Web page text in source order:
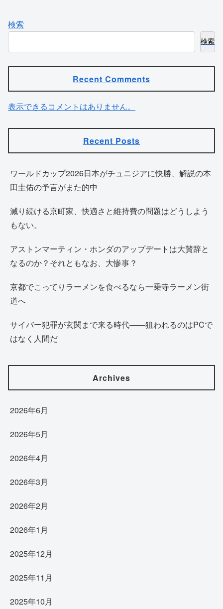
検索
検索
Recent Comments
表示できるコメントはありません。
Recent Posts
ワールドカップ2026日本がチュニジアに快勝、解説の本
田圭佑の予言がまた的中
減り続ける京町家、快適さと維持費の問題はどうしよう
もない。
アストンマーティン・ホンダのアップデートは大賛辞と
なるのか？それともなお、大惨事？
京都でこってりラーメンを食べるなら一乗寺ラーメン街
道へ
サイバー犯罪が玄関まで来る時代——狙われるのはPCで
はなく人間だ
Archives
2026年6月
2026年5月
2026年4月
2026年3月
2026年2月
2026年1月
2025年12月
2025年11月
2025年10月